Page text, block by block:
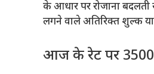
के आधार पर रोजाना बदलती
लगने वाले अतिरिक्त शुल्क
आज के रेट पर 3500